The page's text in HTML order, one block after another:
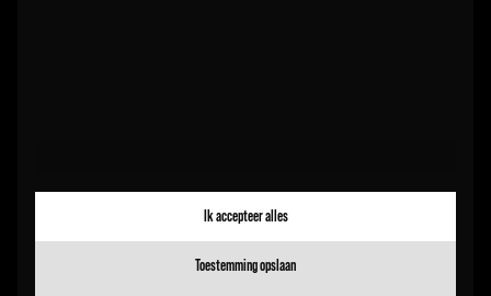
wegvoertuig in een off-road camper.
Ik accepteer alles
Toestemming opslaan